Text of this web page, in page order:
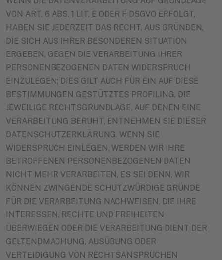
VON ART. 6 ABS. 1 LIT. E ODER F DSGVO ERFOLGT,
HABEN SIE JEDERZEIT DAS RECHT, AUS GRÜNDEN,
DIE SICH AUS IHRER BESONDEREN SITUATION
ERGEBEN, GEGEN DIE VERARBEITUNG IHRER
PERSONENBEZOGENEN DATEN WIDERSPRUCH
EINZULEGEN; DIES GILT AUCH FÜR EIN AUF DIESE
BESTIMMUNGEN GESTÜTZTES PROFILING. DIE
JEWEILIGE RECHTSGRUNDLAGE, AUF DENEN EINE
VERARBEITUNG BERUHT, ENTNEHMEN SIE DIESER
DATENSCHUTZERKLÄRUNG. WENN SIE
WIDERSPRUCH EINLEGEN, WERDEN WIR IHRE
BETROFFENEN PERSONENBEZOGENEN DATEN
NICHT MEHR VERARBEITEN, ES SEI DENN, WIR
KÖNNEN ZWINGENDE SCHUTZWÜRDIGE GRÜNDE
FÜR DIE VERARBEITUNG NACHWEISEN, DIE IHRE
INTERESSEN, RECHTE UND FREIHEITEN
ÜBERWIEGEN ODER DIE VERARBEITUNG DIENT DER
GELTENDMACHUNG, AUSÜBUNG ODER
VERTEIDIGUNG VON RECHTSANSPRÜCHEN